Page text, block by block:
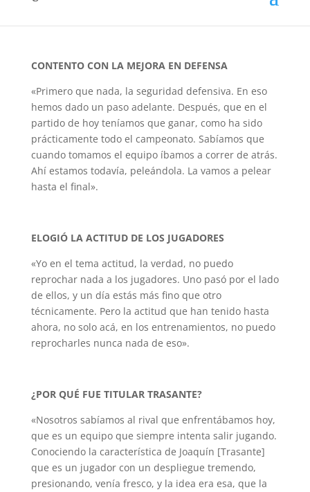
CONTENTO CON LA MEJORA EN DEFENSA
«Primero que nada, la seguridad defensiva. En eso
hemos dado un paso adelante. Después, que en el
partido de hoy teníamos que ganar, como ha sido
prácticamente todo el campeonato. Sabíamos que
cuando tomamos el equipo íbamos a correr de atrás.
Ahí estamos todavía, peleándola. La vamos a pelear
hasta el final».
ELOGIÓ LA ACTITUD DE LOS JUGADORES
«Yo en el tema actitud, la verdad, no puedo
reprochar nada a los jugadores. Uno pasó por el lado
de ellos, y un día estás más fino que otro
técnicamente. Pero la actitud que han tenido hasta
ahora, no solo acá, en los entrenamientos, no puedo
reprocharles nunca nada de eso».
¿POR QUÉ FUE TITULAR TRASANTE?
«Nosotros sabíamos al rival que enfrentábamos hoy,
que es un equipo que siempre intenta salir jugando.
Conociendo la característica de Joaquín [Trasante]
que es un jugador con un despliegue tremendo,
presionando, venía fresco, y la idea era esa, que la